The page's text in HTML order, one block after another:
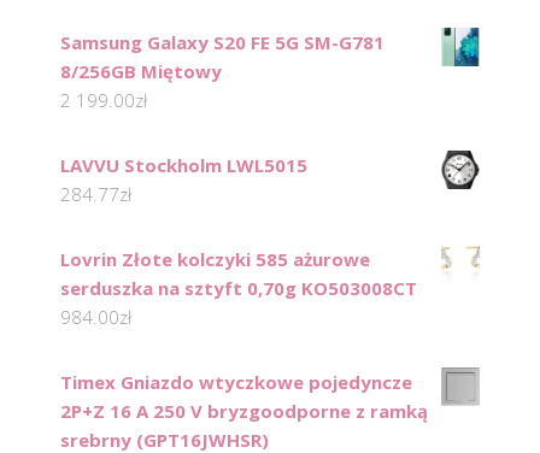
Samsung Galaxy S20 FE 5G SM-G781
8/256GB Miętowy
2 199.00zł
LAVVU Stockholm LWL5015
284.77zł
Lovrin Złote kolczyki 585 ażurowe
serduszka na sztyft 0,70g KO503008CT
984.00zł
Timex Gniazdo wtyczkowe pojedyncze
2P+Z 16 A 250 V bryzgoodporne z ramką
srebrny (GPT16JWHSR)